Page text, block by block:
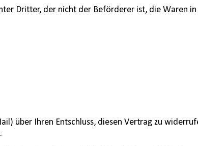
Dritter, der nicht der Beförderer ist, die Waren
über Ihren Entschluss, diesen Vertrag zu